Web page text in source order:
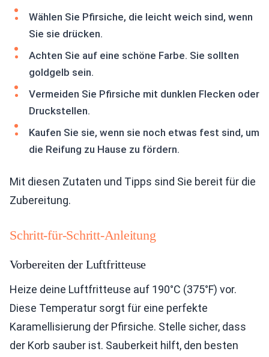
Wählen Sie Pfirsiche, die leicht weich sind, wenn
Sie sie drücken.
Achten Sie auf eine schöne Farbe. Sie sollten
goldgelb sein.
Vermeiden Sie Pfirsiche mit dunklen Flecken oder
Druckstellen.
Kaufen Sie sie, wenn sie noch etwas fest sind, um
die Reifung zu Hause zu fördern.
Mit diesen Zutaten und Tipps sind Sie bereit für die
Zubereitung.
Schritt-für-Schritt-Anleitung
Vorbereiten der Luftfritteuse
Heize deine Luftfritteuse auf 190°C (375°F) vor.
Diese Temperatur sorgt für eine perfekte
Karamellisierung der Pfirsiche. Stelle sicher, dass
der Korb sauber ist. Sauberkeit hilft, den besten